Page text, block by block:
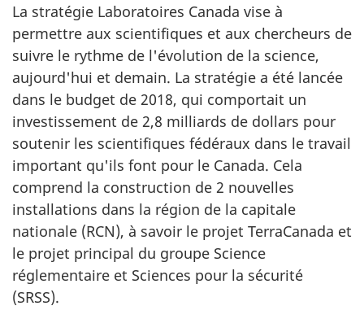
La stratégie Laboratoires Canada vise à
permettre aux scientifiques et aux chercheurs de
suivre le rythme de l'évolution de la science,
aujourd'hui et demain. La stratégie a été lancée
dans le budget de 2018, qui comportait un
investissement de 2,8 milliards de dollars pour
soutenir les scientifiques fédéraux dans le travail
important qu'ils font pour le Canada. Cela
comprend la construction de 2 nouvelles
installations dans la région de la capitale
nationale (RCN), à savoir le projet TerraCanada et
le projet principal du groupe Science
réglementaire et Sciences pour la sécurité
(SRSS).